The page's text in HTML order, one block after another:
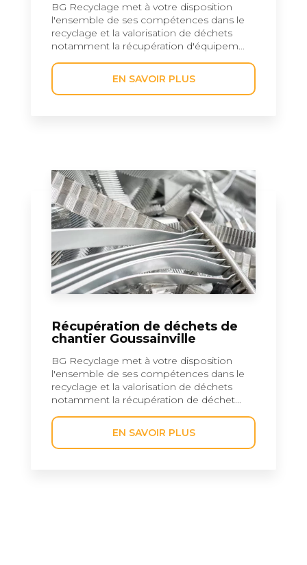
BG Recyclage met à votre disposition
l'ensemble de ses compétences dans le
recyclage et la valorisation de déchets
notamment la récupération d'équipem...
EN SAVOIR PLUS
Récupération de déchets de
chantier Goussainville
BG Recyclage met à votre disposition
l'ensemble de ses compétences dans le
recyclage et la valorisation de déchets
notamment la récupération de déchet...
EN SAVOIR PLUS